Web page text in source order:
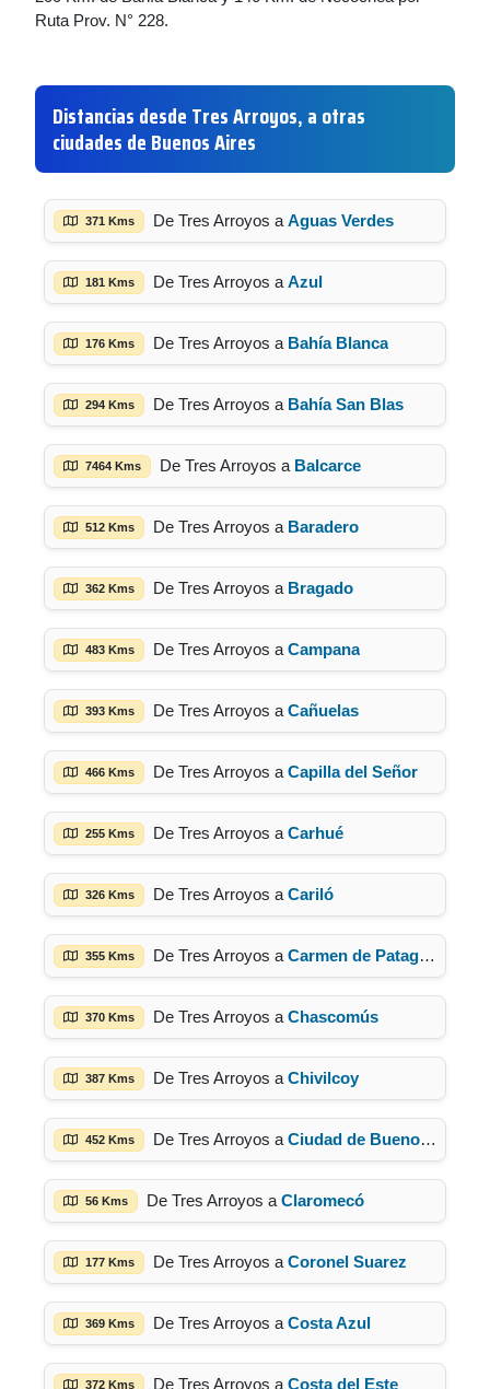
Ruta Prov. N° 228.
Distancias desde Tres Arroyos, a otras
ciudades de Buenos Aires
371 Kms De Tres Arroyos a Aguas Verdes
181 Kms De Tres Arroyos a Azul
176 Kms De Tres Arroyos a Bahía Blanca
294 Kms De Tres Arroyos a Bahía San Blas
7464 Kms De Tres Arroyos a Balcarce
512 Kms De Tres Arroyos a Baradero
362 Kms De Tres Arroyos a Bragado
483 Kms De Tres Arroyos a Campana
393 Kms De Tres Arroyos a Cañuelas
466 Kms De Tres Arroyos a Capilla del Señor
255 Kms De Tres Arroyos a Carhué
326 Kms De Tres Arroyos a Cariló
355 Kms De Tres Arroyos a Carmen de Patagones
370 Kms De Tres Arroyos a Chascomús
387 Kms De Tres Arroyos a Chivilcoy
452 Kms De Tres Arroyos a Ciudad de Buenos Aires
56 Kms De Tres Arroyos a Claromecó
177 Kms De Tres Arroyos a Coronel Suarez
369 Kms De Tres Arroyos a Costa Azul
372 Kms De Tres Arroyos a Costa del Este